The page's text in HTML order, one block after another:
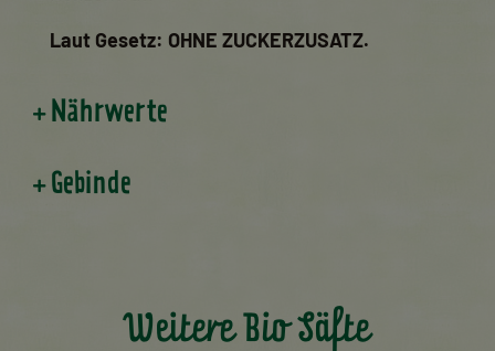
Laut Gesetz: OHNE ZUCKERZUSATZ.
Nährwerte
Gebinde
Weitere Bio Säfte